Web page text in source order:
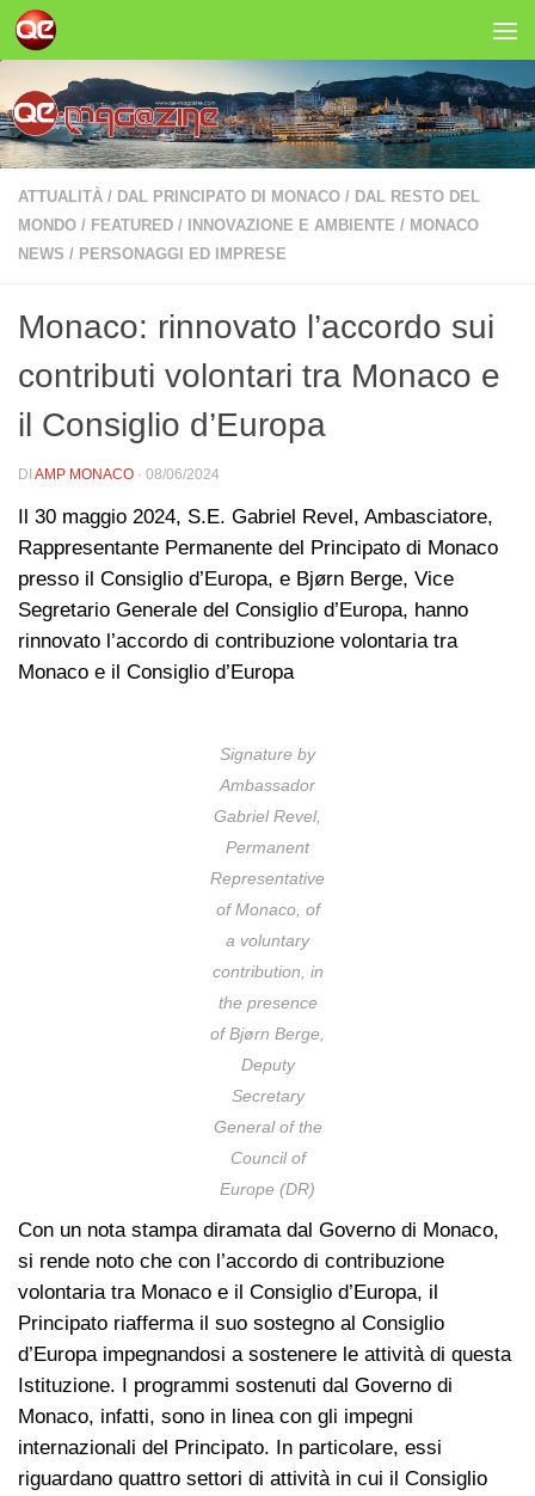
Salta al contenuto
ATTUALITÀ / DAL PRINCIPATO DI MONACO / DAL RESTO DEL
MONDO / FEATURED / INNOVAZIONE E AMBIENTE / MONACO
NEWS / PERSONAGGI ED IMPRESE
Monaco: rinnovato l’accordo sui
contributi volontari tra Monaco e
il Consiglio d’Europa
DI AMP MONACO · 08/06/2024
Il 30 maggio 2024, S.E. Gabriel Revel, Ambasciatore,
Rappresentante Permanente del Principato di Monaco
presso il Consiglio d’Europa, e Bjørn Berge, Vice
Segretario Generale del Consiglio d’Europa, hanno
rinnovato l’accordo di contribuzione volontaria tra
Monaco e il Consiglio d’Europa
Signature by
Ambassador
Gabriel Revel,
Permanent
Representative
of Monaco, of
a voluntary
contribution, in
the presence
of Bjørn Berge,
Deputy
Secretary
General of the
Council of
Europe (DR)
Con un nota stampa diramata dal Governo di Monaco,
si rende noto che con l’accordo di contribuzione
volontaria tra Monaco e il Consiglio d’Europa, il
Principato riafferma il suo sostegno al Consiglio
d’Europa impegnandosi a sostenere le attività di questa
Istituzione. I programmi sostenuti dal Governo di
Monaco, infatti, sono in linea con gli impegni
internazionali del Principato. In particolare, essi
riguardano quattro settori di attività in cui il Consiglio